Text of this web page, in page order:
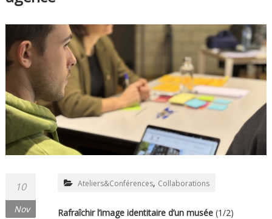
10
Nov
Ateliers&Conférences, Collaborations
Rafraîchir l’image identitaire d’un musée(1/2)